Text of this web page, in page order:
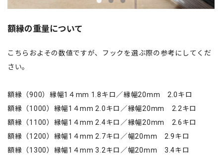
額縁の重量について
こちらおよその数値ですが、フックを選ぶ際の参考にしてくだ
さい。
額縁（900）縁幅1４mm 1.8キロ／縁幅20mm 2.0キロ
額縁（1000）縁幅1４mm 2.0キロ／縁幅20mm 2.2キロ
額縁（1100）縁幅1４mm 2.4キロ／縁幅20mm 2.6キロ
額縁（1200）縁幅1４mm 2.7キロ／幅20mm 2.9キロ
額縁（1300）縁幅1４mm 3.2キロ／幅20mm 3.4キロ